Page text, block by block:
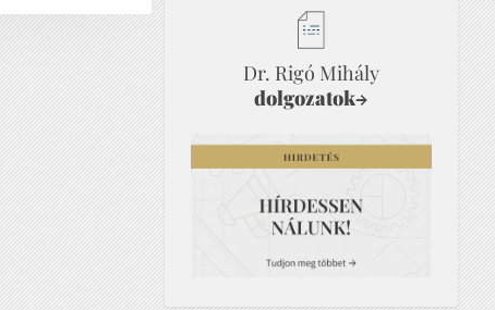
Dr. Rigó Mihály
dolgozatok→